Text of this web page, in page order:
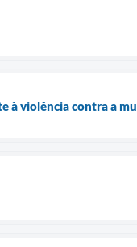
à violência contra a